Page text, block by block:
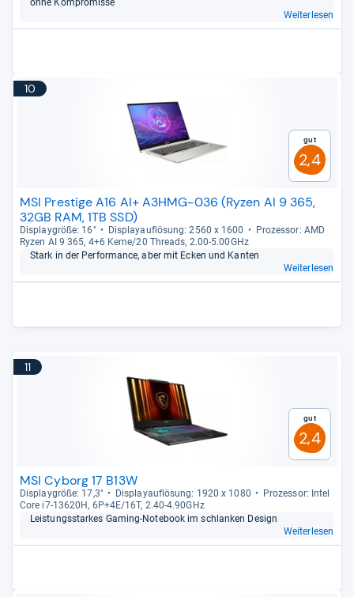
ohne Kom­pro­misse
Weiterlesen
10
Gut
2,4
MSI Prestige A16 AI+ A3HMG-036 (Ryzen AI 9 365,
32GB RAM, 1TB SSD)
Dis­play­größe: 16" Dis­pla­yauf­lö­sung: 2560 x 1600
Pro­zes­sor: AMD
Ryzen AI 9 365, 4+6 Kerne/20 Threads, 2.00-​5.00GHz
Stark in der Per­for­mance, aber mit Ecken und Kan­ten
Weiterlesen
11
Gut
2,4
MSI Cyborg 17 B13W
Dis­play­größe: 17,3" Dis­pla­yauf­lö­sung: 1920 x 1080
Pro­zes­sor: Intel
Core i7-​13620H, 6P+4E/16T, 2.40-​4.90GHz
Leis­tungs­star­kes Gaming-​Note­book im schlan­ken Design
Weiterlesen